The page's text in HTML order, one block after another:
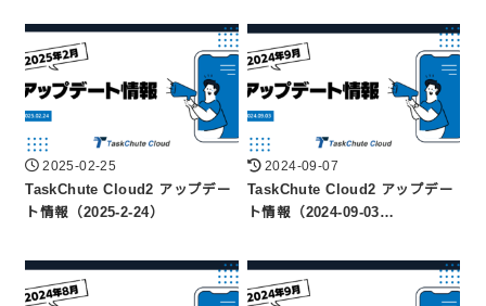
2025-02-25
TaskChute Cloud2 アップデー
ト情報（2025-2-24）
2024-09-07
TaskChute Cloud2 アップデー
ト情報（2024-09-03…